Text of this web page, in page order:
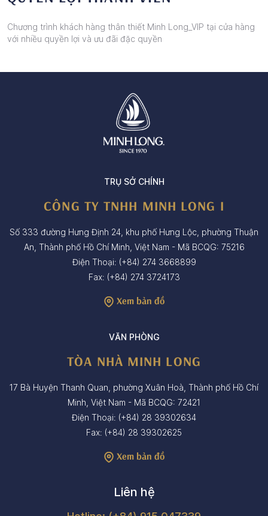
Chương trình khách hàng thân thiết Minh Long_VIP tại cửa hàng
với nhiều quyền lợi và ưu đãi đặc quyền
TRỤ SỞ CHÍNH
CÔNG TY TNHH MINH LONG I
Số 333 đường Hưng Định 24, khu phố Hưng Lộc, phường Thuận
An, Thành phố Hồ Chí Minh, Việt Nam - Mã BCQG: 75216
Điện Thoại: (+84) 274 3668899
Fax: (+84) 274 3724173
Xem bản đồ
VĂN PHÒNG
TÒA NHÀ MINH LONG
17 Bà Huyện Thanh Quan, phường Xuân Hoà, Thành phố Hồ Chí
Minh, Việt Nam - Mã BCQG: 72421
Điện Thoại: (+84) 28 39302634
Fax: (+84) 28 39302625
Xem bản đồ
Liên hệ